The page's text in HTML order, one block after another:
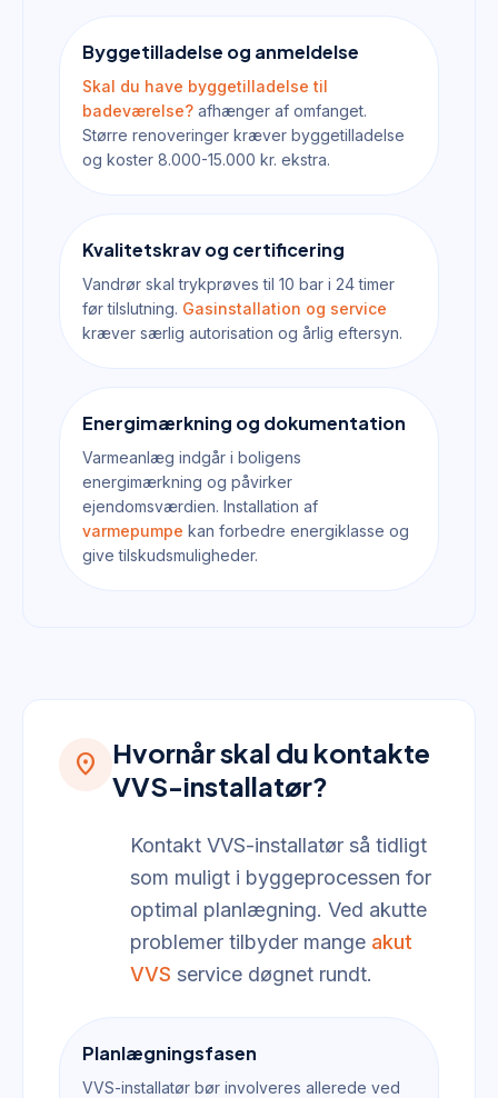
Byggetilladelse og anmeldelse
Skal du have byggetilladelse til
badeværelse? afhænger af omfanget.
Større renoveringer kræver byggetilladelse
og koster 8.000-15.000 kr. ekstra.
Kvalitetskrav og certificering
Vandrør skal trykprøves til 10 bar i 24 timer
før tilslutning. Gasinstallation og service
kræver særlig autorisation og årlig eftersyn.
Energimærkning og dokumentation
Varmeanlæg indgår i boligens
energimærkning og påvirker
ejendomsværdien. Installation af
varmepumpe kan forbedre energiklasse og
give tilskudsmuligheder.
location_on
Hvornår skal du kontakte
VVS-installatør?
Kontakt VVS-installatør så tidligt
som muligt i byggeprocessen for
optimal planlægning. Ved akutte
problemer tilbyder mange akut
VVS service døgnet rundt.
Planlægningsfasen
VVS-installatør bør involveres allerede ved